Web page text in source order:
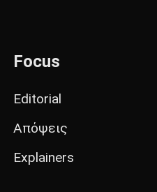
Focus
Editorial
Απόψεις
Explainers